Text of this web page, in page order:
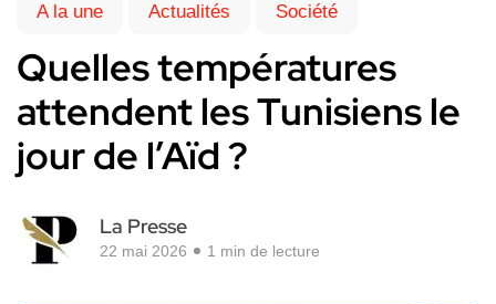
A la une Actualités Société
Quelles températures
attendent les Tunisiens le
jour de l’Aïd ?
La Presse
22 mai 2026 1 min de lecture